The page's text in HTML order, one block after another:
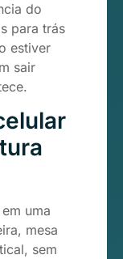
do
para trás
estiver
sair
uma
mesa
sem